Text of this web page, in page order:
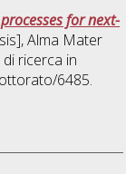
for next-
Alma Mater
ricerca in
6485.